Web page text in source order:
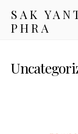
SAK
PHRA